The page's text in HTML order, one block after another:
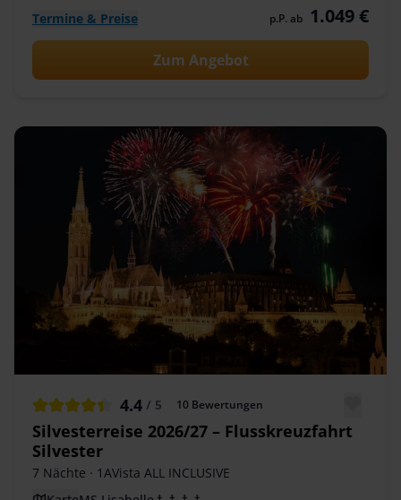
Termine & Preise p.P. ab 1.049 €
Zum Angebot
4.4 / 5 10 Bewertungen
Silvesterreise 2026/27 – Flusskreuzfahrt
Silvester
7 Nächte · 1AVista ALL INCLUSIVE